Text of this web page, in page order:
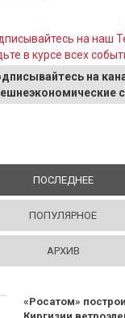
на наш
в курсе всех
на
ПОСЛЕДНЕЕ
ПОПУЛЯРНОЕ
АРХИВ
«Росатом»